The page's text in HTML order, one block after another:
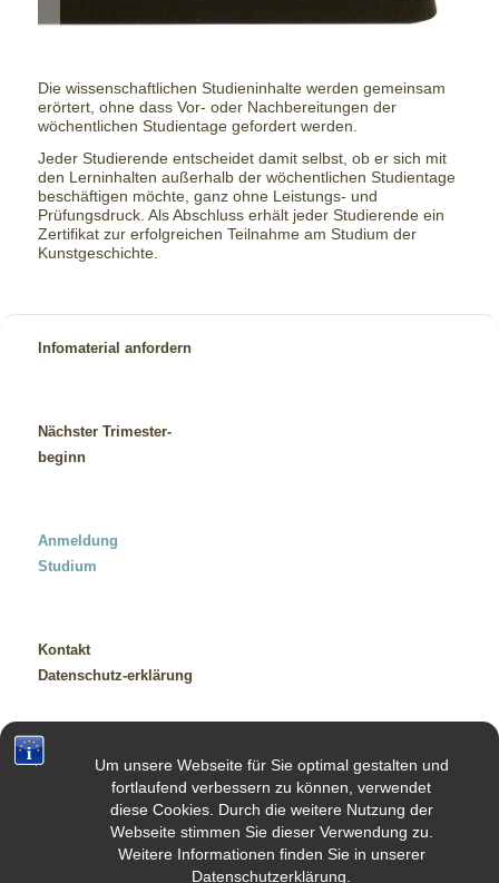
Um unsere Webseite für Sie optimal gestalten und
fortlaufend verbessern zu können, verwendet
diese Cookies. Durch die weitere Nutzung der
Webseite stimmen Sie dieser Verwendung zu.
Weitere Informationen finden Sie in unserer
Datenschutzerklärung.
Die wissenschaftlichen Studieninhalte werden gemeinsam
erörtert, ohne dass Vor- oder Nachbereitungen der
wöchentlichen Studientage gefordert werden.
Jeder Studierende entscheidet damit selbst, ob er sich mit
den Lerninhalten außerhalb der wöchentlichen Studientage
beschäftigen möchte, ganz ohne Leistungs- und
Prüfungsdruck. Als Abschluss erhält jeder Studierende ein
Zertifikat zur erfolgreichen Teilnahme am Studium der
Kunstgeschichte.
Infomaterial anfordern
Nächster Trimester-
beginn
Anmeldung
Studium
Kontakt
Datenschutz-erklärung
Impressum
Empfehlungen